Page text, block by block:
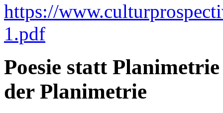
https://
1.pdf
Poesie statt
der Planimetrie